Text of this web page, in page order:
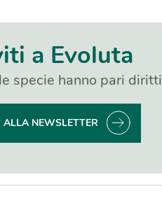
a Evoluta
specie hanno pari diritti
ALLA NEWSLETTER